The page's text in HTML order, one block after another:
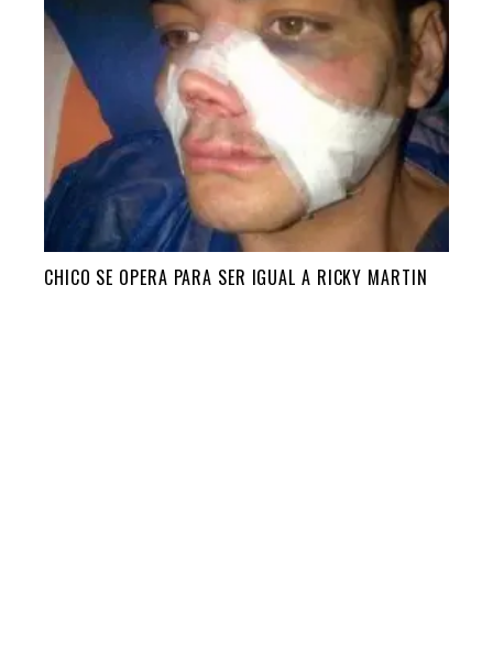
CHICO SE OPERA PARA SER IGUAL A RICKY MARTIN